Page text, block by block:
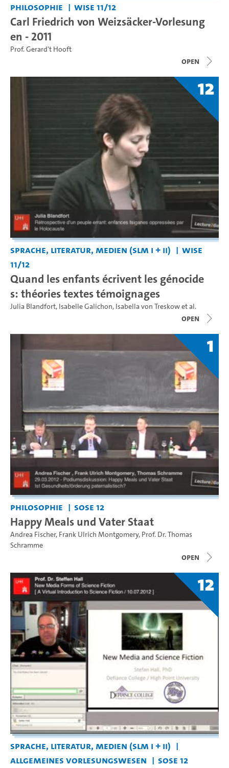
Philosophie WiSe 11/12
Carl Friedrich von Weizsäcker-Vorlesung
en - 2011
Prof. Gerard't Hooft
open
12
Sprache, Literatur, Medien (SLM I + II)
WiSe
11/12
Quand les enfants écrivent les génocide
s: théories textes témoignages
Julia Blandfort, Isabelle Galichon, Isabella von Treskowet al.
open
1
Philosophie SoSe 12
Happy Meals und Vater Staat
Andrea Fischer, Frank Ulrich Montgomery, Prof. Dr. Thomas
Schramme
open
12
Sprache, Literatur, Medien (SLM I + II)
Allgemeines Vorlesungswesen
SoSe 12